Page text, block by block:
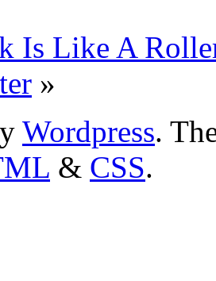
Is Like A
»
Wordpress.
& CSS.